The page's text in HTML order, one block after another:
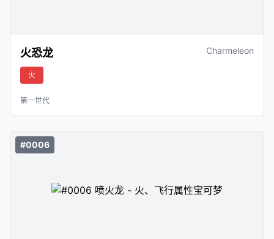
火恐龙 Charmeleon
火
第一世代
#0006